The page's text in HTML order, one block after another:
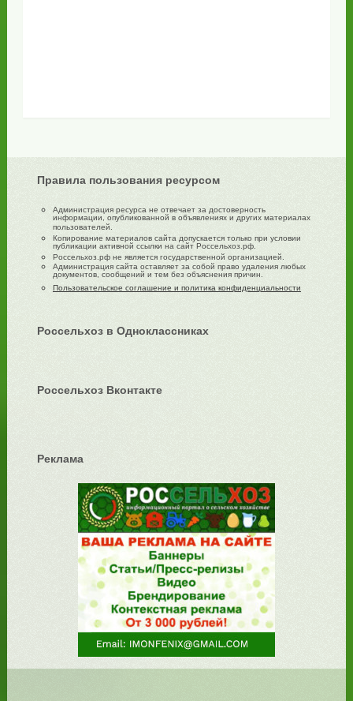
Правила пользования ресурсом
Администрация ресурса не отвечает за достоверность
информации, опубликованной в объявлениях и других материалах
пользователей.
Копирование материалов сайта допускается только при условии
публикации активной ссылки на сайт Россельхоз.рф.
Россельхоз.рф не является государственной организацией.
Администрация сайта оставляет за собой право удаления любых
документов, сообщений и тем без объяснения причин.
Пользовательское соглашение и политика конфиденциальности
Россельхоз в Одноклассниках
Россельхоз Вконтакте
Реклама